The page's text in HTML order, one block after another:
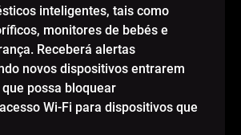
inteligentes, tais como
monitores de bebés e
Receberá alertas
novos dispositivos entrarem
possa bloquear
Wi-Fi para dispositivos que